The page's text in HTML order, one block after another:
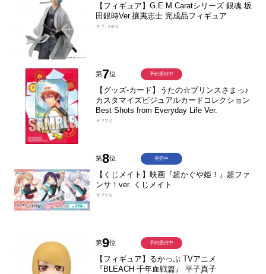
【フィギュア】G.E.M.Caratシリーズ 銀魂 坂
田銀時Ver.攘夷志士 完成品フィギュア
￥7,480
第7位
【グッズ-カード】うたの☆プリンスさまっ♪
カスタマイズビジュアルカードコレクション
Best Shots from Everyday Life Ver.
￥770
予約受付中
第8位
【くじメイト】映画『超かぐや姫！』超ファ
ンサ！ver. くじメイト
￥770
発売中
第9位
【フィギュア】るかっぷ TVアニメ
『BLEACH 千年血戦篇』 平子真子
予約受付中